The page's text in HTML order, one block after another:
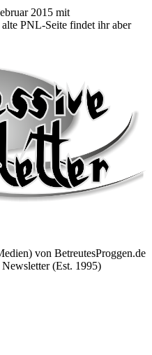
2015 mit
PNL-Seite findet ihr aber
von BetreutesProggen.de
(Est. 1995)